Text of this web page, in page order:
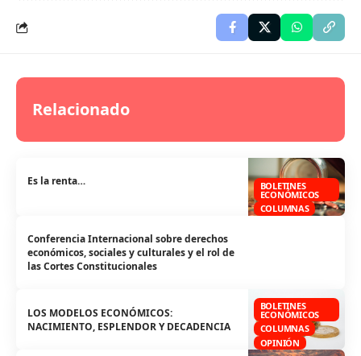
Relacionado
BOLETINES
ECONÓMICOS
COLUMNAS
Es la renta…
Conferencia Internacional sobre derechos
económicos, sociales y culturales y el rol de
las Cortes Constitucionales
BOLETINES
ECONÓMICOS
COLUMNAS
OPINIÓN
LOS MODELOS ECONÓMICOS:
NACIMIENTO, ESPLENDOR Y DECADENCIA